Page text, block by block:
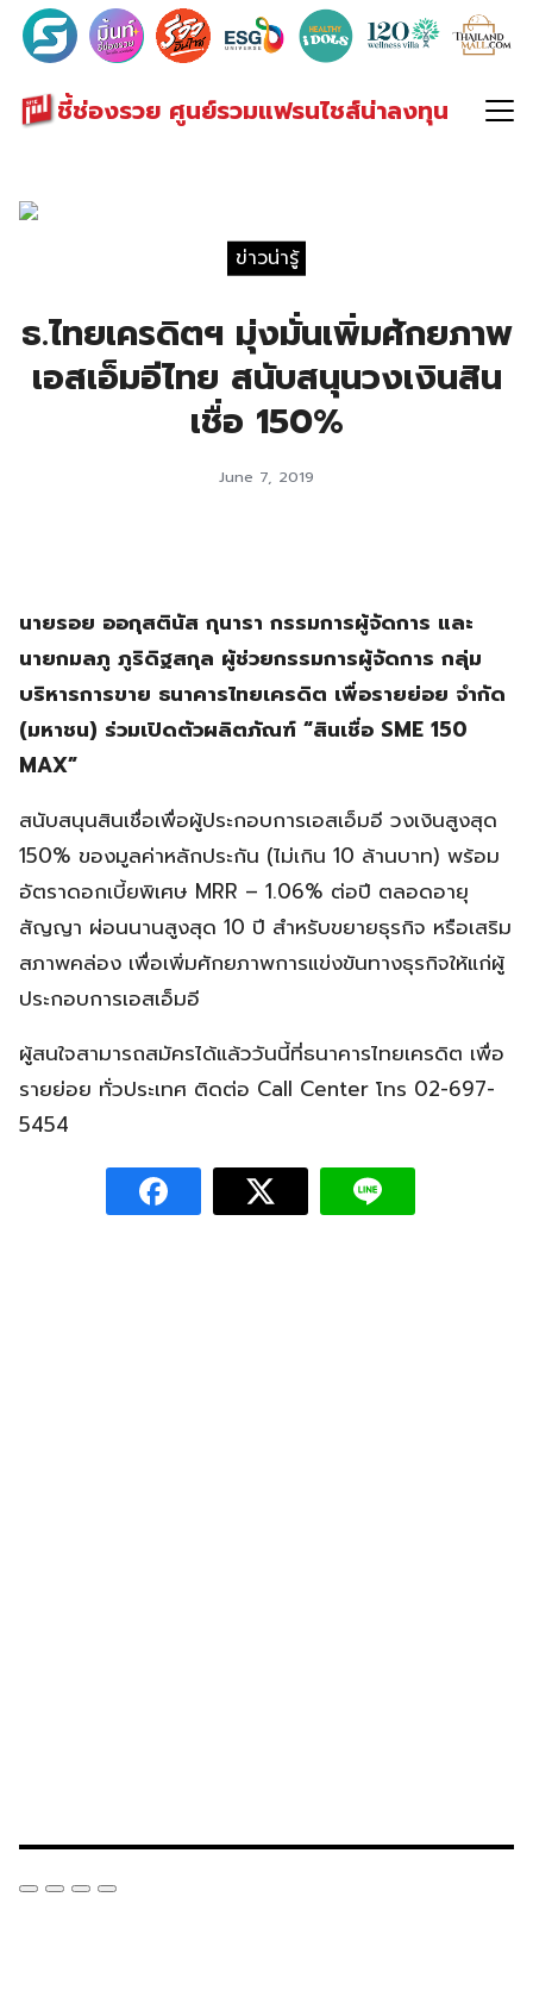
ชี้ช่องรวย ศูนย์รวมแฟรนไชส์น่าลงทุน
Search
for:
ข่าวน่ารู้
ธ.ไทยเครดิตฯ มุ่งมั่นเพิ่มศักยภาพ
เอสเอ็มอีไทย สนับสนุนวงเงินสิน
เชื่อ 150%
June 7, 2019
นายรอย ออกุสตินัส กุนารา กรรมการผู้จัดการ และ
นายกมลภู ภูริดิฐสกุล ผู้ช่วยกรรมการผู้จัดการ กลุ่ม
บริหารการขาย ธนาคารไทยเครดิต เพื่อรายย่อย จำกัด
(มหาชน) ร่วมเปิดตัวผลิตภัณฑ์ “สินเชื่อ SME 150
MAX”
สนับสนุนสินเชื่อเพื่อผู้ประกอบการเอสเอ็มอี วงเงินสูงสุด
150% ของมูลค่าหลักประกัน (ไม่เกิน 10 ล้านบาท) พร้อม
อัตราดอกเบี้ยพิเศษ MRR – 1.06% ต่อปี ตลอดอายุ
สัญญา ผ่อนนานสูงสุด 10 ปี สำหรับขยายธุรกิจ หรือเสริม
สภาพคล่อง เพื่อเพิ่มศักยภาพการแข่งขันทางธุรกิจให้แก่ผู้
ประกอบการเอสเอ็มอี
ผู้สนใจสามารถสมัครได้แล้ววันนี้ที่ธนาคารไทยเครดิต เพื่อ
รายย่อย ทั่วประเทศ ติดต่อ Call Center โทร 02-697-
5454